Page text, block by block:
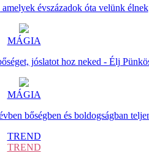
évszázadok óta velünk élnek
MÁGIA
jóslatot hoz neked - Élj
MÁGIA
bőségben és boldogságban
TREND
TREND